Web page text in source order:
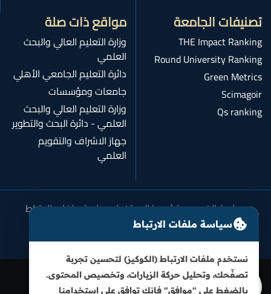
سياسة ملفات الارتباط
نستخدم ملفات الارتباط (الكوكيز) لتحسين تجربة
تصفّحك، وتحليل حركة الزيارات، وتخصيص المحتوى.
بالضغط على "موافق" فإنك توافق على استخدامنا
تصنيفات الجامعة
THE Impact Ranking
Round University Ranking
Green Metrics
Scimagoir
Qs ranking
مواقع ذات صلة
وزارة التعليم العالي والبحث
العلمي
دائرة التعليم الجامعي الأهلي
جامعات ومؤسسات
وزارة التعليم العالي والبحث
العلمي - دائرة البحث والتطوير
جهاز الاشراف والتقويم
العلمي
سياسة الخصوصيةشروط الاستخدامسياسة ملفات الارتباط
سياسة النزاهة الأكاديمية